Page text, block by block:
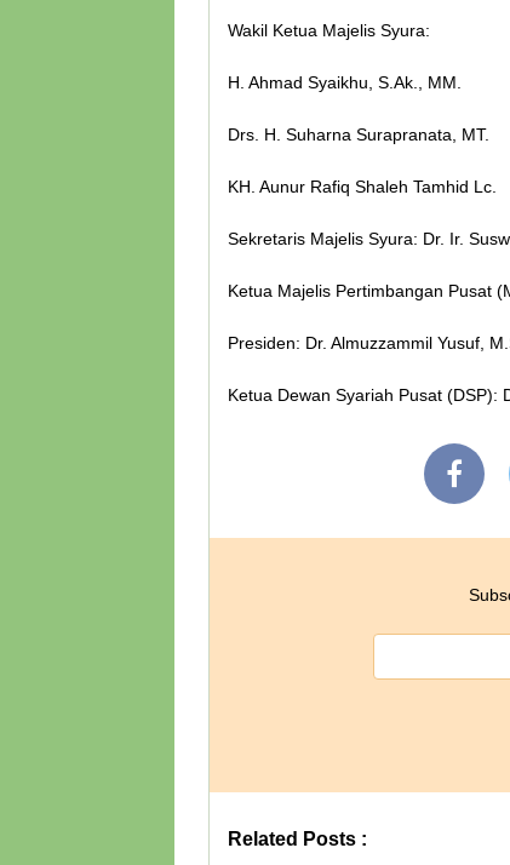
Wakil Ketua Majelis Syura:
H. Ahmad Syaikhu, S.Ak., MM.
Drs. H. Suharna Surapranata, MT.
KH. Aunur Rafiq Shaleh Tamhid Lc.
Sekretaris Majelis Syura: Dr. Ir.
Ketua Majelis Pertimbangan Pusat
Presiden: Dr. Almuzzammil Yusuf,
Ketua Dewan Syariah Pusat (DSP):
Related Posts :